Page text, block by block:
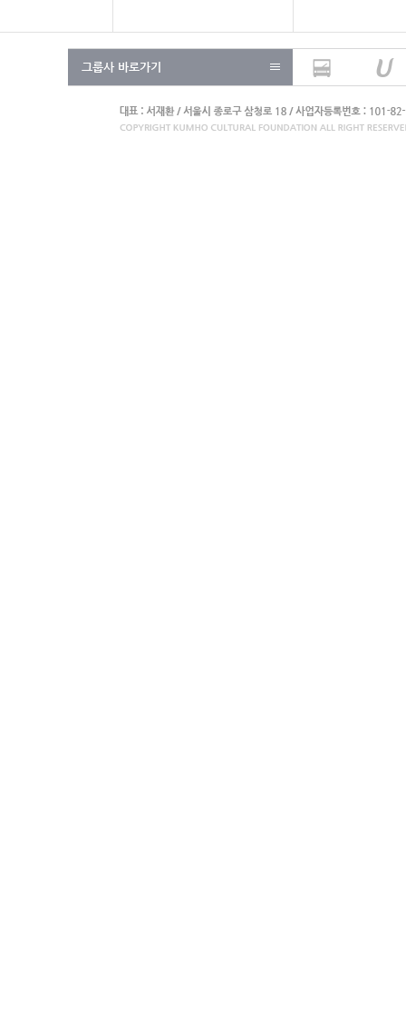
그룹사 바로가기